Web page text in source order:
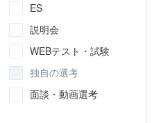
ES
説明会
WEBテスト・試験
独自の選考
面談・動画選考